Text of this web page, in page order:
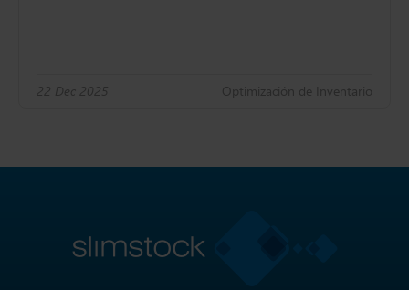
22 Dec 2025 Optimización de Inventario